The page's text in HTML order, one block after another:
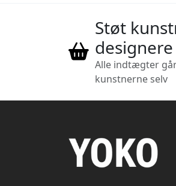
Støt
designere
Alle indtægter
kunstnerne selv